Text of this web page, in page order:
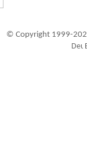
© Copyright 1999-